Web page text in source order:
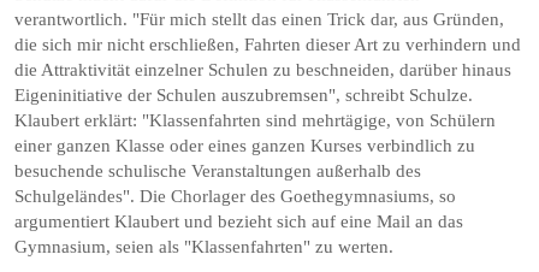
verantwortlich. "Für mich stellt das einen Trick dar, aus Gründen,
die sich mir nicht erschließen, Fahrten dieser Art zu verhindern und
die Attraktivität einzelner Schulen zu beschneiden, ­darüber hinaus
Eigeninitiative der Schulen auszubremsen", schreibt Schulze.
Klaubert erklärt: "Klassenfahrten sind mehrtägige, von Schülern
einer ganzen Klasse oder eines ganzen Kurses verbindlich zu
besuchende schulische Veranstaltungen außerhalb des
Schulgeländes". Die Chorlager des Goethegymnasiums, so
argumentiert Klaubert und bezieht sich auf eine Mail an das
Gymnasium, seien als "Klassenfahrten" zu werten.